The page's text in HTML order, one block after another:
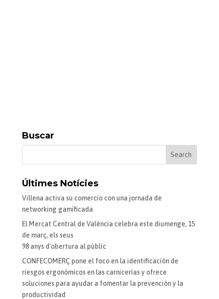
Buscar
Últimes Notícies
Villena activa su comercio con una jornada de
networking gamificada
El Mercat Central de València celebra este diumenge, 15
de març, els seus
98 anys d’obertura al públic
CONFECOMERÇ pone el foco en la identificación de
riesgos ergonómicos en las carnicerías y ofrece
soluciones para ayudar a fomentar la prevención y la
productividad